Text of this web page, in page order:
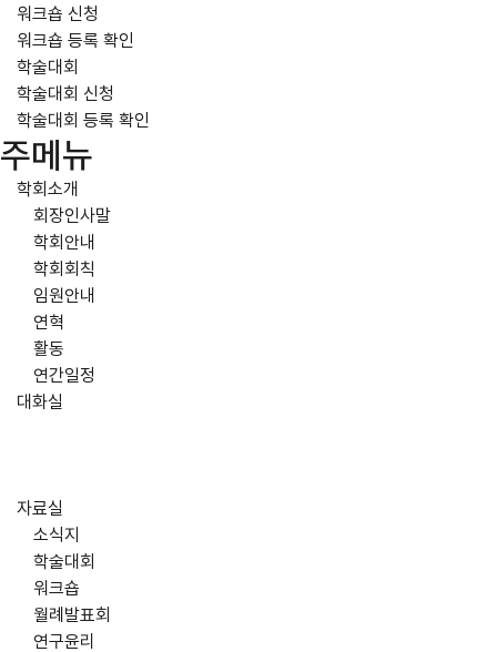
워크숍 신청
워크숍 등록 확인
학술대회
학술대회 신청
학술대회 등록 확인
주메뉴
학회소개
회장인사말
학회안내
학회회칙
임원안내
연혁
활동
연간일정
대화실
자료실
소식지
학술대회
워크숍
월례발표회
연구윤리